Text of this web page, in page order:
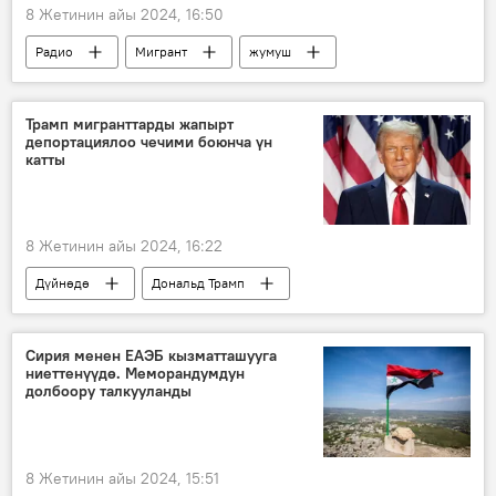
8 Жетинин айы 2024, 16:50
Радио Мигрант
жумуш
эмгек
акы
документ
борбор
Трамп мигранттарды жапырт
депортациялоо чечими боюнча үн
катты
8 Жетинин айы 2024, 16:22
Дүйнөдө
Дональд Трамп
Миграция
депортация
Саясат
АКШ
Сирия менен ЕАЭБ кызматташууга
ниеттенүүдө. Меморандумдун
долбоору талкууланды
8 Жетинин айы 2024, 15:51